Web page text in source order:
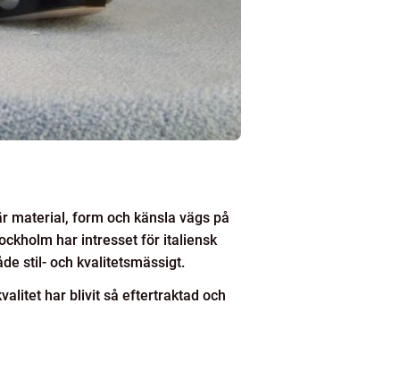
material, form och känsla vägs på
har intresset för italiensk
stil- och kvalitetsmässigt.
har blivit så eftertraktad och